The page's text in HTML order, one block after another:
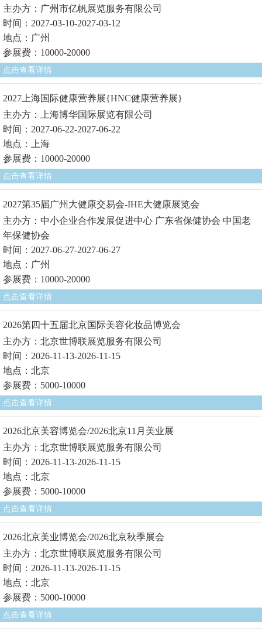
主办方：广州市亿帆展览服务有限公司
时间：2027-03-10-2027-03-12
地点：广州
参展费：10000-20000
点击查看详情
2027上海国际健康营养展{HNC健康营养展}
主办方：上海博华国际展览有限公司
时间：2027-06-22-2027-06-22
地点：上海
参展费：10000-20000
点击查看详情
2027第35届广州大健康交易会-IHE大健康展览会
主办方：中小企业合作发展促进中心 广东省保健协会 中国老
年保健协会
时间：2027-06-27-2027-06-27
地点：广州
参展费：10000-20000
点击查看详情
2026第四十五届北京国际美容化妆品博览会
主办方：北京世博联展览服务有限公司
时间：2026-11-13-2026-11-15
地点：北京
参展费：5000-10000
点击查看详情
2026北京美容博览会/2026北京11月美业展
主办方：北京世博联展览服务有限公司
时间：2026-11-13-2026-11-15
地点：北京
参展费：5000-10000
点击查看详情
2026北京美业博览会/2026北京秋季展会
主办方：北京世博联展览服务有限公司
时间：2026-11-13-2026-11-15
地点：北京
参展费：5000-10000
点击查看详情